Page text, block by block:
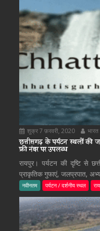
शुक्र 7 फ़रवरी, 2020
छत्तीसगढ़ के पर्यटन स्थलों की
फ्री नंबर पर उपलब्ध
रायपुर। पर्यटन की दृष्टि से
प्राकृतिक गुफाएं, जलप्रपात,
नवीनतम पर्यटन / दर्शनीय स्थल